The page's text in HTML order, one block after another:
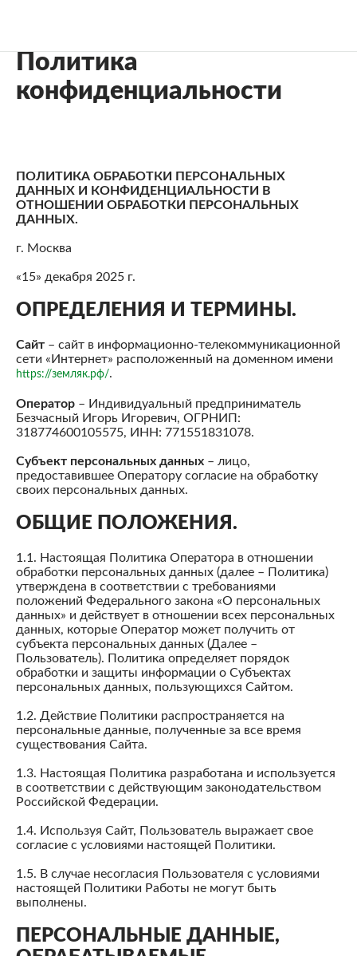
Политика
конфиденциальности
ПОЛИТИКА ОБРАБОТКИ ПЕРСОНАЛЬНЫХ
ДАННЫХ И КОНФИДЕНЦИАЛЬНОСТИ В
ОТНОШЕНИИ ОБРАБОТКИ ПЕРСОНАЛЬНЫХ
ДАННЫХ.
г. Москва
«15» декабря 2025 г.
ОПРЕДЕЛЕНИЯ И ТЕРМИНЫ.
Сайт – сайт в информационно-телекоммуникационной
сети «Интернет» расположенный на доменном имени
https://земляк.рф/.
Оператор – Индивидуальный предприниматель
Безчасный Игорь Игоревич, ОГРНИП:
318774600105575, ИНН: 771551831078.
Субъект персональных данных – лицо,
предоставившее Оператору согласие на обработку
своих персональных данных.
ОБЩИЕ ПОЛОЖЕНИЯ.
1.1. Настоящая Политика Оператора в отношении
обработки персональных данных (далее – Политика)
утверждена в соответствии с требованиями
положений Федерального закона «О персональных
данных» и действует в отношении всех персональных
данных, которые Оператор может получить от
субъекта персональных данных (Далее –
Пользователь). Политика определяет порядок
обработки и защиты информации о Субъектах
персональных данных, пользующихся Сайтом.
1.2. Действие Политики распространяется на
персональные данные, полученные за все время
существования Сайта.
1.3. Настоящая Политика разработана и используется
в соответствии с действующим законодательством
Российской Федерации.
1.4. Используя Сайт, Пользователь выражает свое
согласие с условиями настоящей Политики.
1.5. В случае несогласия Пользователя с условиями
настоящей Политики Работы не могут быть
выполнены.
ПЕРСОНАЛЬНЫЕ ДАННЫЕ,